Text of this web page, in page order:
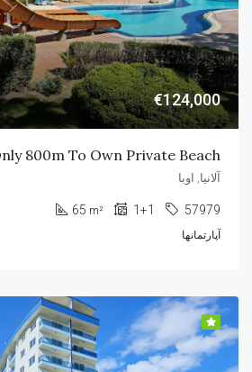
€124,000
آلانیا, اوبا
57979
1+1
65 m²
آپارتمانها